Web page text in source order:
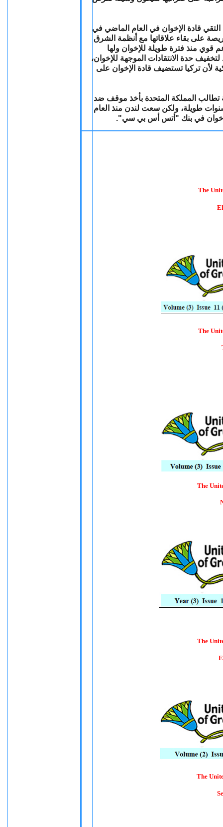
قادة الإخوان في العام الماضي في
على بقاء علاقاتها مع أنظمة الشرق
منذ فترة طويلة للإخوان ولها
حدة الانتقادات الموجهة للإخوان،
لأن تركيا تستضيف قادة الإخوان على
تطالب المملكة المتحدة بأخذ موقف ضد
طويلة، ولكن سعت لندن منذ العام
في بنك "أتس أس بي سي".
The
The
The
The
The